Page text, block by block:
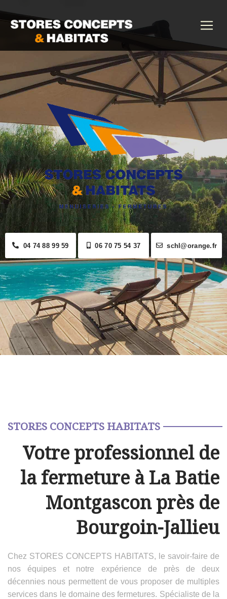
04 74 88 99 59 06 70 75 54 37 schl@orange.fr
STORES CONCEPTS HABITATS
Votre professionnel de
la fermeture à La Batie
Montgascon près de
Bourgoin-Jallieu
Chez STORES CONCEPTS HABITATS, le savoir-faire de
nos équipes et notre expérience de près de deux
décennies nous permettent de vous proposer de multiples
services dans le domaine des fermetures. Spécialiste de la